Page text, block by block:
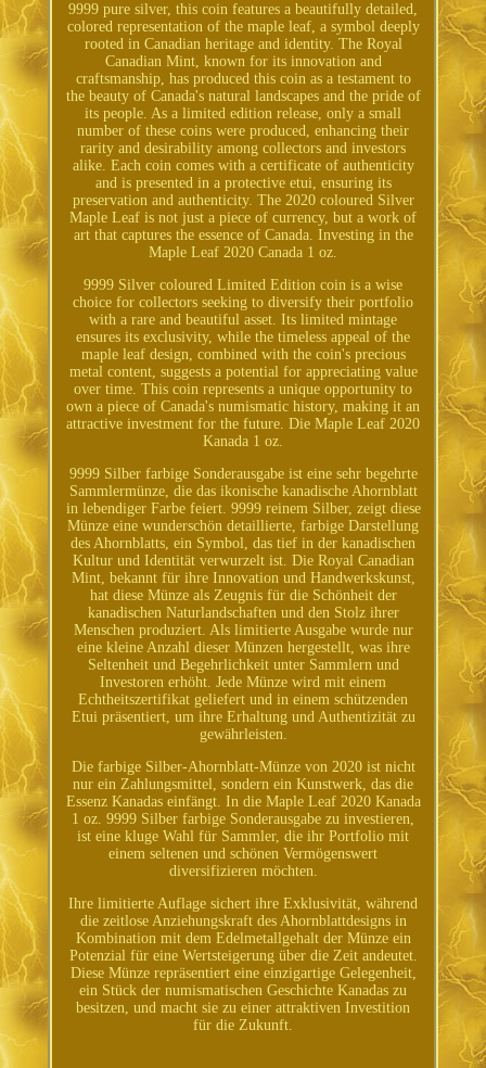
9999 pure silver, this coin features a beautifully detailed,
colored representation of the maple leaf, a symbol deeply
rooted in Canadian heritage and identity. The Royal
Canadian Mint, known for its innovation and
craftsmanship, has produced this coin as a testament to
the beauty of Canada's natural landscapes and the pride of
its people. As a limited edition release, only a small
number of these coins were produced, enhancing their
rarity and desirability among collectors and investors
alike. Each coin comes with a certificate of authenticity
and is presented in a protective etui, ensuring its
preservation and authenticity. The 2020 coloured Silver
Maple Leaf is not just a piece of currency, but a work of
art that captures the essence of Canada. Investing in the
Maple Leaf 2020 Canada 1 oz.
9999 Silver coloured Limited Edition coin is a wise
choice for collectors seeking to diversify their portfolio
with a rare and beautiful asset. Its limited mintage
ensures its exclusivity, while the timeless appeal of the
maple leaf design, combined with the coin's precious
metal content, suggests a potential for appreciating value
over time. This coin represents a unique opportunity to
own a piece of Canada's numismatic history, making it an
attractive investment for the future. Die Maple Leaf 2020
Kanada 1 oz.
9999 Silber farbige Sonderausgabe ist eine sehr begehrte
Sammlermünze, die das ikonische kanadische Ahornblatt
in lebendiger Farbe feiert. 9999 reinem Silber, zeigt diese
Münze eine wunderschön detaillierte, farbige Darstellung
des Ahornblatts, ein Symbol, das tief in der kanadischen
Kultur und Identität verwurzelt ist. Die Royal Canadian
Mint, bekannt für ihre Innovation und Handwerkskunst,
hat diese Münze als Zeugnis für die Schönheit der
kanadischen Naturlandschaften und den Stolz ihrer
Menschen produziert. Als limitierte Ausgabe wurde nur
eine kleine Anzahl dieser Münzen hergestellt, was ihre
Seltenheit und Begehrlichkeit unter Sammlern und
Investoren erhöht. Jede Münze wird mit einem
Echtheitszertifikat geliefert und in einem schützenden
Etui präsentiert, um ihre Erhaltung und Authentizität zu
gewährleisten.
Die farbige Silber-Ahornblatt-Münze von 2020 ist nicht
nur ein Zahlungsmittel, sondern ein Kunstwerk, das die
Essenz Kanadas einfängt. In die Maple Leaf 2020 Kanada
1 oz. 9999 Silber farbige Sonderausgabe zu investieren,
ist eine kluge Wahl für Sammler, die ihr Portfolio mit
einem seltenen und schönen Vermögenswert
diversifizieren möchten.
Ihre limitierte Auflage sichert ihre Exklusivität, während
die zeitlose Anziehungskraft des Ahornblattdesigns in
Kombination mit dem Edelmetallgehalt der Münze ein
Potenzial für eine Wertsteigerung über die Zeit andeutet.
Diese Münze repräsentiert eine einzigartige Gelegenheit,
ein Stück der numismatischen Geschichte Kanadas zu
besitzen, und macht sie zu einer attraktiven Investition
für die Zukunft.